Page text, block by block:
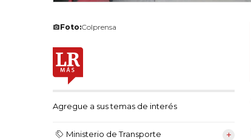
Foto:Colprensa
Agregue a sus temas de interés
Ministerio de Transporte